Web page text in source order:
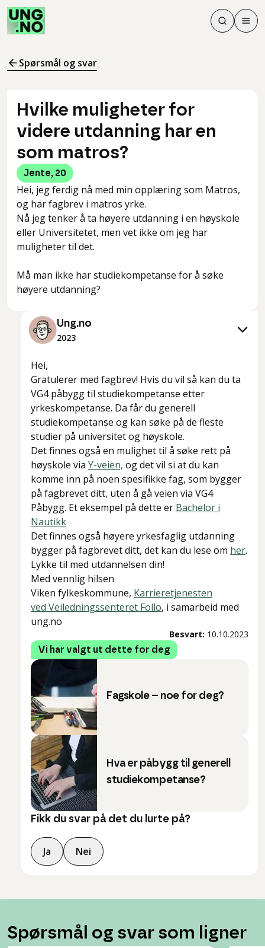
Søk
Søk
Meny
Spørsmål og svar
Hvilke muligheter for
videre utdanning har en
som matros?
Jente, 20
Hei, jeg ferdig nå med min opplæring som Matros,
og har fagbrev i matros yrke.
Nå jeg tenker å ta høyere utdanning i en høyskole
eller Universitetet, men vet ikke om jeg har
muligheter til det.
Må man ikke har studiekompetanse for å søke
høyere utdanning?
Ung.no
2023
Hei,
Gratulerer med fagbrev! Hvis du vil så kan du ta
VG4 påbygg til studiekompetanse etter
yrkeskompetanse. Da får du generell
studiekompetanse og kan søke på de fleste
studier på universitet og høyskole.
Det finnes også en mulighet til å søke rett på
høyskole via Y-veien, og det vil si at du kan
komme inn på noen spesifikke fag, som bygger
på fagbrevet ditt, uten å gå veien via VG4
Påbygg. Et eksempel på dette er Bachelor i
Nautikk
Det finnes også høyere yrkesfaglig utdanning
bygger på fagbrevet ditt, det kan du lese om her.
Lykke til med utdannelsen din!
Med vennlig hilsen
Viken fylkeskommune, Karrieretjenesten
ved Veiledningssenteret Follo, i samarbeid med
ung.no
Besvart: 10.10.2023
Vi har valgt ut dette for deg
Fagskole – noe for deg?
Hva er påbygg til generell
studiekompetanse?
Fikk du svar på det du lurte på?
Ja Nei
Spørsmål og svar som ligner